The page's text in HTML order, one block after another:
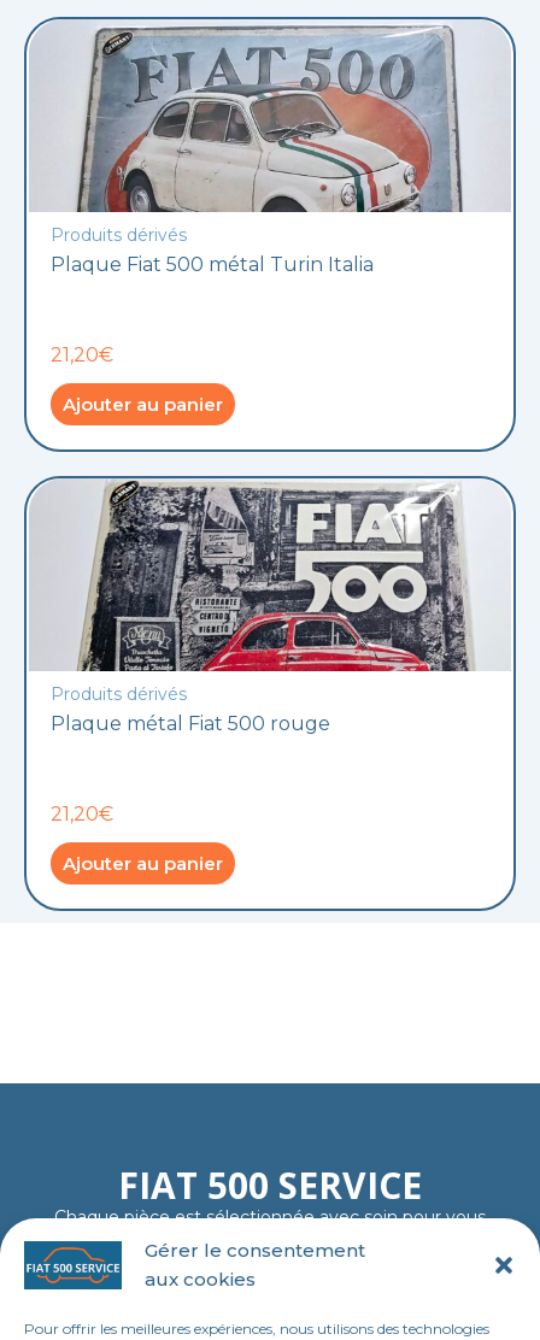
Gérer le consentement
aux cookies
Pour offrir les meilleures expériences, nous utilisons des technologies
Produits dérivés
Plaque Fiat 500 métal Turin Italia
21,20€
Ajouter au panier
Produits dérivés
Plaque métal Fiat 500 rouge
21,20€
Ajouter au panier
FIAT 500 SERVICE
Chaque pièce est sélectionnée avec soin pour vous
garantir fiabilité, authenticité et plaisir de rouler…
comme au premier jour.
06 11 23 40 18